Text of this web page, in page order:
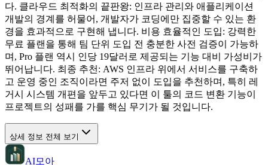
다. 클라우드 최적화의 끝판왕: 인프라 관리와 애플리케이션
개발의 경계를 허물어, 개발자가 코딩에만 집중할 수 있는 환
경을 효과적으로 구현해 냅니다. 비용 효율적인 도입: 강력한
무료 플랜을 통해 팀 단위 도입 전 충분한 사전 검증이 가능하
며, Pro 플랜 역시 인당 19달러로 제공되는 기능 대비 가성비가
뛰어납니다. 최종 추천: AWS 인프라 위에서 서비스를 구축하
고 운영 중인 조직이라면 주저 없이 도입을 추천하며, 특히 레
거시 시스템 개편을 앞두고 있다면 이 툴의 코드 변환 기능이
프로젝트의 성패를 가를 핵심 무기가 될 것입니다.
상세 정보 전체 보기
AI모아